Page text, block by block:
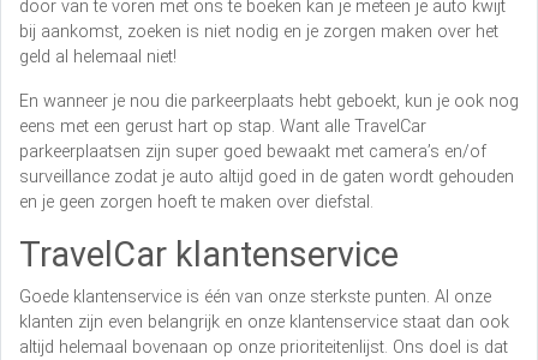
door van te voren met ons te boeken kan je meteen je auto kwijt
bij aankomst, zoeken is niet nodig en je zorgen maken over het
geld al helemaal niet!
En wanneer je nou die parkeerplaats hebt geboekt, kun je ook nog
eens met een gerust hart op stap. Want alle TravelCar
parkeerplaatsen zijn super goed bewaakt met camera’s en/of
surveillance zodat je auto altijd goed in de gaten wordt gehouden
en je geen zorgen hoeft te maken over diefstal.
TravelCar klantenservice
Goede klantenservice is één van onze sterkste punten. Al onze
klanten zijn even belangrijk en onze klantenservice staat dan ook
altijd helemaal bovenaan op onze prioriteitenlijst. Ons doel is dat